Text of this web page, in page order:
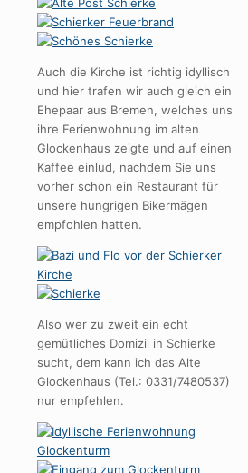
Auch die Kirche ist richtig idyllisch
und hier trafen wir auch gleich ein
Ehepaar aus Bremen, welches uns
ihre Ferienwohnung im alten
Glockenhaus zeigte und auf einen
Kaffee einlud, nachdem Sie uns
vorher schon ein Restaurant für
unsere hungrigen Bikermägen
empfohlen hatten.
Also wer zu zweit ein echt
gemütliches Domizil in Schierke
sucht, dem kann ich das Alte
Glockenhaus (Tel.: 0331/7480537)
nur empfehlen.